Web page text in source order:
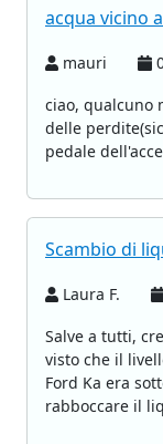
acqua vicino
mauri
ciao, qualcuno
delle
pedale
Scambio di
Laura F.
Salve a tutti,
visto che il
Ford Ka era
rabboccare il